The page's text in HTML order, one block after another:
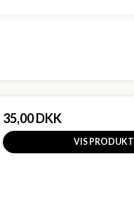
35,00 DKK
VIS PRODUKT